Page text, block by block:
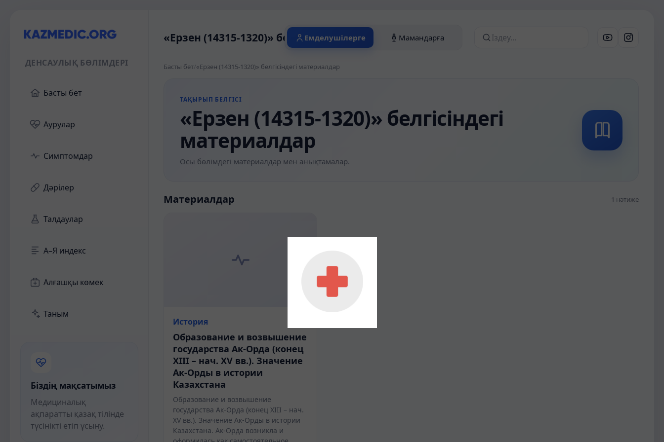
ДЕНСАУЛЫҚ БӨЛІМДЕРІ
Басты бет
Аурулар
Симптомдар
Дәрілер
Талдаулар
А–Я индекс
Алғашқы көмек
Таным
Біздің мақсатымыз
Медициналық
ақпаратты қазақ тілінде
түсінікті етіп ұсыну.
«Ерзен (14315-1320)» белгісіндегі материалдар
Емделушілерге Мамандарға Сайттан іздеу
Басты бет/«Ерзен (14315-1320)» белгісіндегі материалдар
ТАҚЫРЫП БЕЛГІСІ
«Ерзен (14315-1320)» белгісіндегі
материалдар
Осы бөлімдегі материалдар мен анықтамалар.
Материалдар 1 нәтиже
История
Образование и возвышение
государства Ак-Орда (конец
ХІІІ – нач. ХV вв.). Значение
Ак-Орды в истории
Казахстана
Образование и возвышение
государства Ак-Орда (конец ХІІІ – нач.
ХV вв.). Значение Ак-Орды в истории
Казахстана. Ак-Орда возникла и